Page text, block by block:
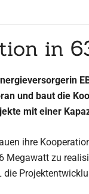
in
und baut die
mit einer
ihre
Megawatt zu
die